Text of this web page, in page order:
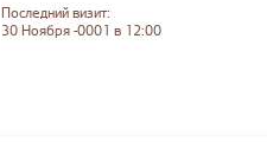
Последний визит:
30 Ноября -0001 в 12:00